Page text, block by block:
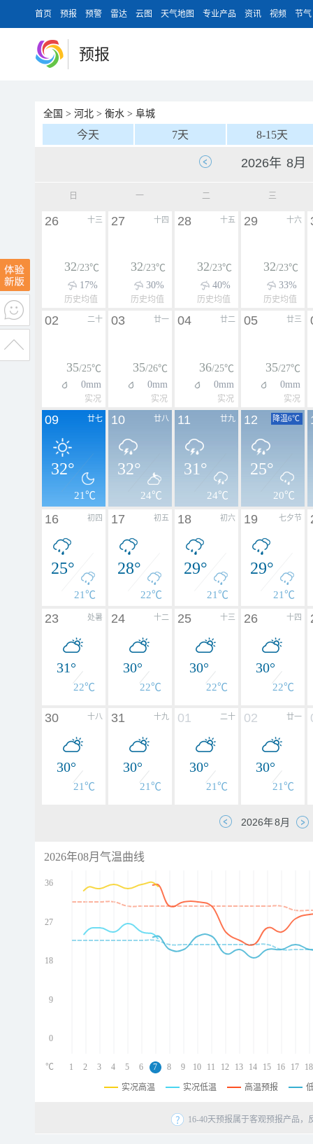
首页 预报 预警 雷达 云图 天气地图 专业产品 资讯 视频 节气
预报
全国 > 河北 > 衡水 > 阜城
今天 7天 8-15天
日 一 二 三
十三
26
32/23℃
17%
历史均值
十四
27
32/23℃
30%
历史均值
十五
28
32/23℃
40%
历史均值
十六
29
32/23℃
33%
历史均值
二十
02
35/25℃
0mm
实况
廿一
03
35/26℃
0mm
实况
廿二
04
36/25℃
0mm
实况
廿三
05
35/27℃
0mm
实况
廿七
09
32°
21℃
廿八
10
32°
24℃
廿九
11
31°
24℃
降温6℃
12
25°
20℃
初四
16
25°
21℃
初五
17
28°
22℃
初六
18
29°
21℃
七夕节
19
29°
21℃
处暑
23
31°
22℃
十二
24
30°
22℃
十三
25
30°
22℃
十四
26
30°
22℃
十八
30
30°
21℃
十九
31
30°
21℃
二十
01
30°
21℃
廿一
02
30°
21℃
2026年08月气温曲线
36
27
18
9
0
1 2 3 4 5 6 7 8 9 10 11 12 13 14 15 16 17 18
℃
实况高温 实况低温 高温预报
16-40天预报属于客观预报产品